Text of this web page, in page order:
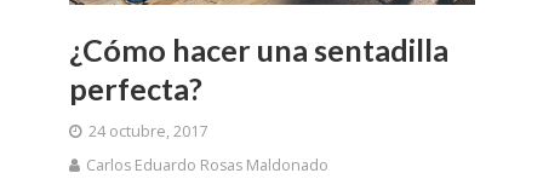
¿Cómo hacer una sentadilla
perfecta?
24 octubre, 2017
Carlos Eduardo Rosas Maldonado